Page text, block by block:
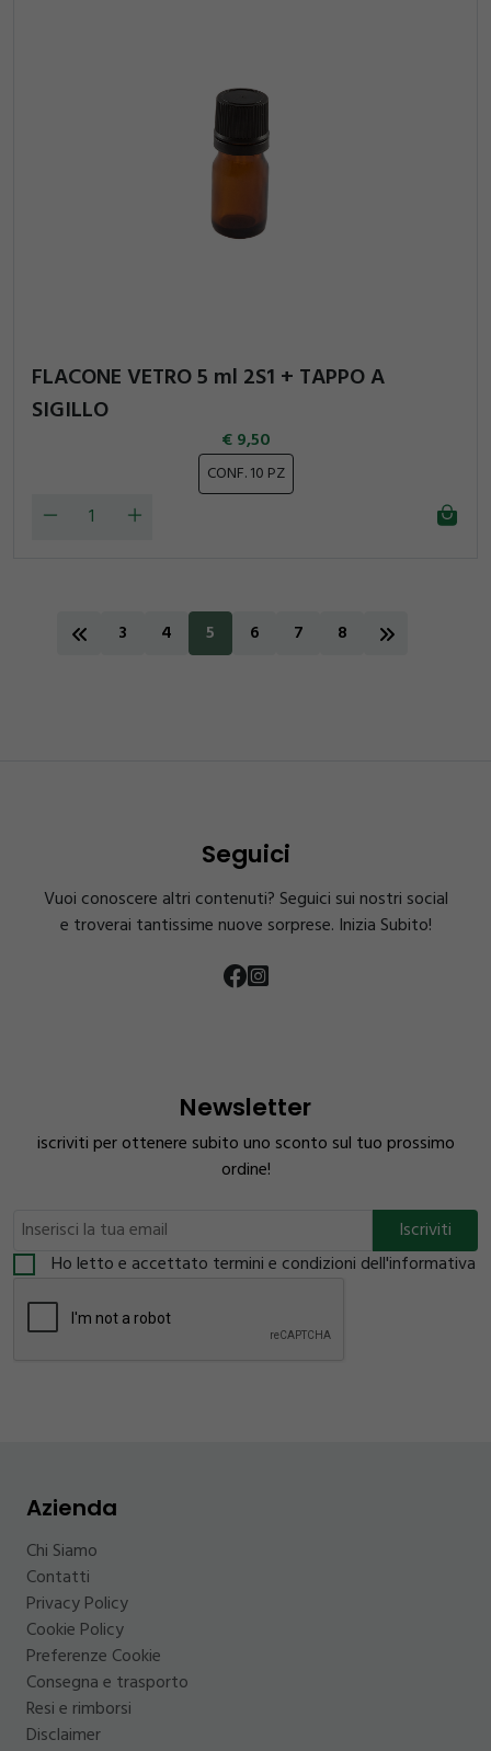
FLACONE VETRO 5 ml 2S1 + TAPPO A
SIGILLO
9,50
CONF. 10 PZ
3 4 5 6 7 8
Seguici
Vuoi conoscere altri contenuti? Seguici sui nostri social
e troverai tantissime nuove sorprese. Inizia Subito!
Newsletter
iscriviti per ottenere subito uno sconto sul tuo prossimo
ordine!
Ho letto e accettato termini e condizioni dell'informativa
Azienda
Chi Siamo
Contatti
Privacy Policy
Cookie Policy
Preferenze Cookie
Consegna e trasporto
Resi e rimborsi
Disclaimer